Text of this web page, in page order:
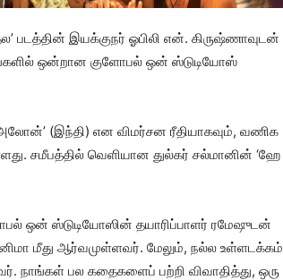
படத்தின் இயக்குநர் ஓபிலி என். கிருஷ்ணாவுடன்
ஒன்றான குளோபல் ஒன் ஸ்டுடியோஸ்
(இந்தி) என விமர்சன ரீதியாகவும், வணிக
சமீபத்தில் வெளியான துல்கர் சல்மானின் ‘ஹே
ஒன் ஸ்டுடியோஸின் தயாரிப்பாளர் ரமேஷுடன்
மீது ஆர்வமுள்ளவர். மேலும், நல்ல உள்ளடக்கம்
நாங்கள் பல கதைகளைப் பற்றி விவாதித்து, ஒரு